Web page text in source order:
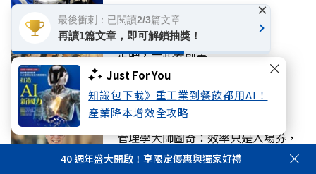
Just For You
知識包下載》重工業到餐飲都用AI！
產業降本增效全攻略
產經
走吧，一起去創業
產經
管理學大師圖奇：效率只是入場券，
決勝AI靠人機共創
40 週年盛大開啟！享限定優惠與獨家好禮
最後衝刺：已閱讀2/3篇文章
再讀1篇文章，即可解鎖抽獎！
×